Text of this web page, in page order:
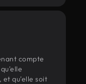
compte
et qu'elle soit